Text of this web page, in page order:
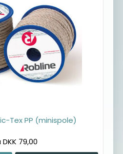
Tex PP (minispole)
DKK 79,00